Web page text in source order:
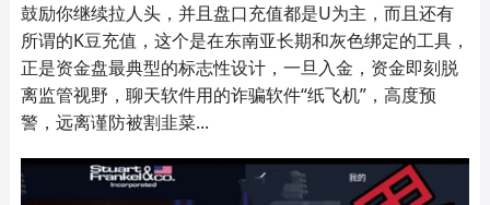
鼓励你继续拉人头，并且盘口充值都是U为主，而且还有
所谓的K豆充值，这个是在东南亚长期和灰色绑定的工具，
正是资金盘最典型的标志性设计，一旦入金，资金即刻脱
离监管视野，聊天软件用的诈骗软件“纸飞机”，高度预
警，远离谨防被割韭菜...